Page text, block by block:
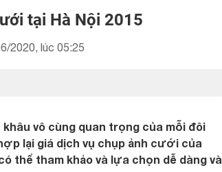
tại Hà Nội 2015
2020, lúc 05:25
vô cùng quan trọng của mỗi đôi
lại giá dịch vụ chụp ảnh cưới của
thể tham khảo và lựa chọn dễ dàng và